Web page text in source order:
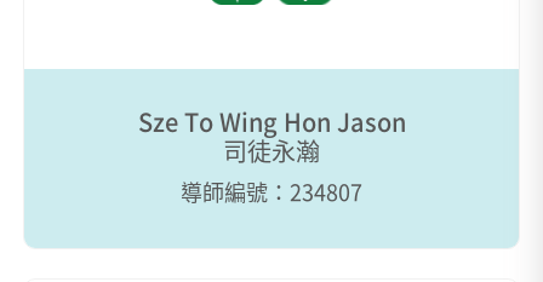
Sze To Wing Hon Jason
司徒永瀚
導師編號：234807